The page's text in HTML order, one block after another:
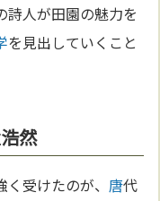
詩人が田園の魅力を
を見出していくこと
然
受けたのが、 唐代